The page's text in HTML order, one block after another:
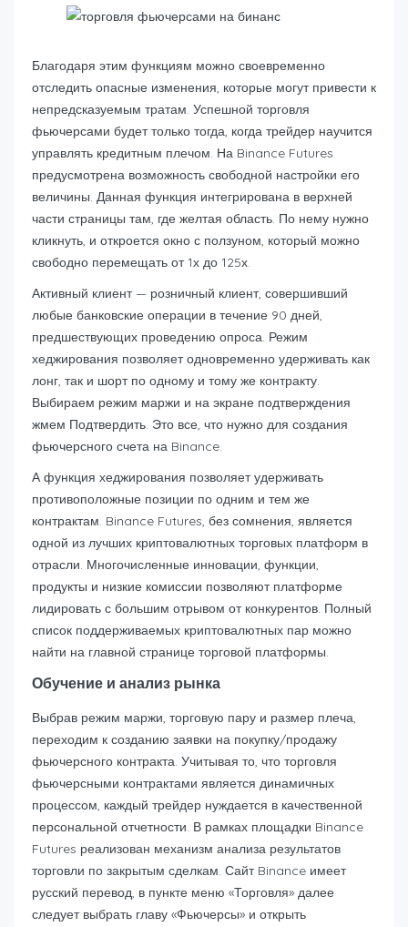
Благодаря этим функциям можно своевременно
отследить опасные изменения, которые могут привести к
непредсказуемым тратам. Успешной торговля
фьючерсами будет только тогда, когда трейдер научится
управлять кредитным плечом. На Binance Futures
предусмотрена возможность свободной настройки его
величины. Данная функция интегрирована в верхней
части страницы там, где желтая область. По нему нужно
кликнуть, и откроется окно с ползуном, который можно
свободно перемещать от 1х до 125х.
Активный клиент — розничный клиент, совершивший
любые банковские операции в течение 90 дней,
предшествующих проведению опроса. Режим
хеджирования позволяет одновременно удерживать как
лонг, так и шорт по одному и тому же контракту.
Выбираем режим маржи и на экране подтверждения
жмем Подтвердить. Это все, что нужно для создания
фьючерсного счета на Binance.
А функция хеджирования позволяет удерживать
противоположные позиции по одним и тем же
контрактам. Binance Futures, без сомнения, является
одной из лучших криптовалютных торговых платформ в
отрасли. Многочисленные инновации, функции,
продукты и низкие комиссии позволяют платформе
лидировать с большим отрывом от конкурентов. Полный
список поддерживаемых криптовалютных пар можно
найти на главной странице торговой платформы.
Обучение и анализ рынка
Выбрав режим маржи, торговую пару и размер плеча,
переходим к созданию заявки на покупку/продажу
фьючерсного контракта. Учитывая то, что торговля
фьючерсными контрактами является динамичных
процессом, каждый трейдер нуждается в качественной
персональной отчетности. В рамках площадки Binance
Futures реализован механизм анализа результатов
торговли по закрытым сделкам. Сайт Binance имеет
русский перевод, в пункте меню «Торговля» далее
следует выбрать главу «Фьючерсы» и открыть